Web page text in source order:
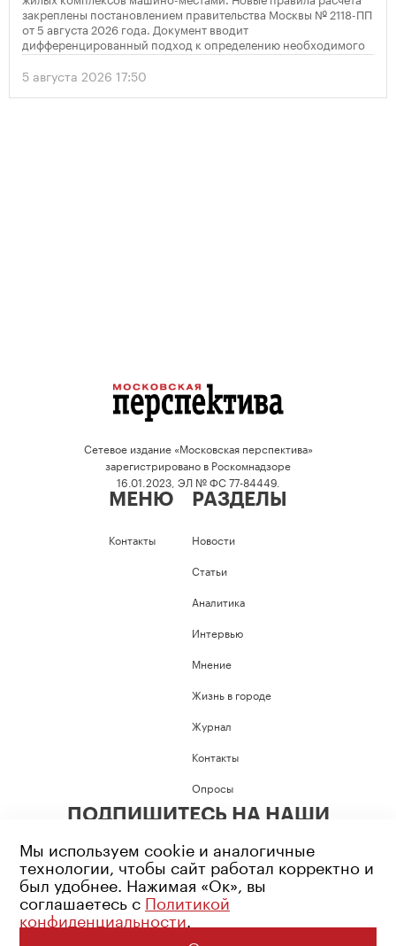
закреплены постановлением правительства Москвы № 2118-ПП
от 5 августа 2026 года. Документ вводит
дифференцированный подход к определению необходимого
количества парковок в зависимости от площади квартир и
устанавливает переходный период для уже согласованных
проектов.
5 августа 2026 17:50
Сетевое издание «Московская перспектива»
зарегистрировано в Роскомнадзоре
16.01.2023, ЭЛ № ФС 77-84449.
МЕНЮ
Контакты
РАЗДЕЛЫ
Новости
Статьи
Аналитика
Интервью
Мнение
Жизнь в городе
Журнал
Контакты
Опросы
ПОДПИШИТЕСЬ НА НАШИ
Возрастное ограничение: 16+
Политика конфиденциальности
Мы используем cookie и аналогичные
технологии, чтобы сайт работал корректно и
был удобнее. Нажимая «Ок», вы
соглашаетесь с Политикой
конфиденциальности.